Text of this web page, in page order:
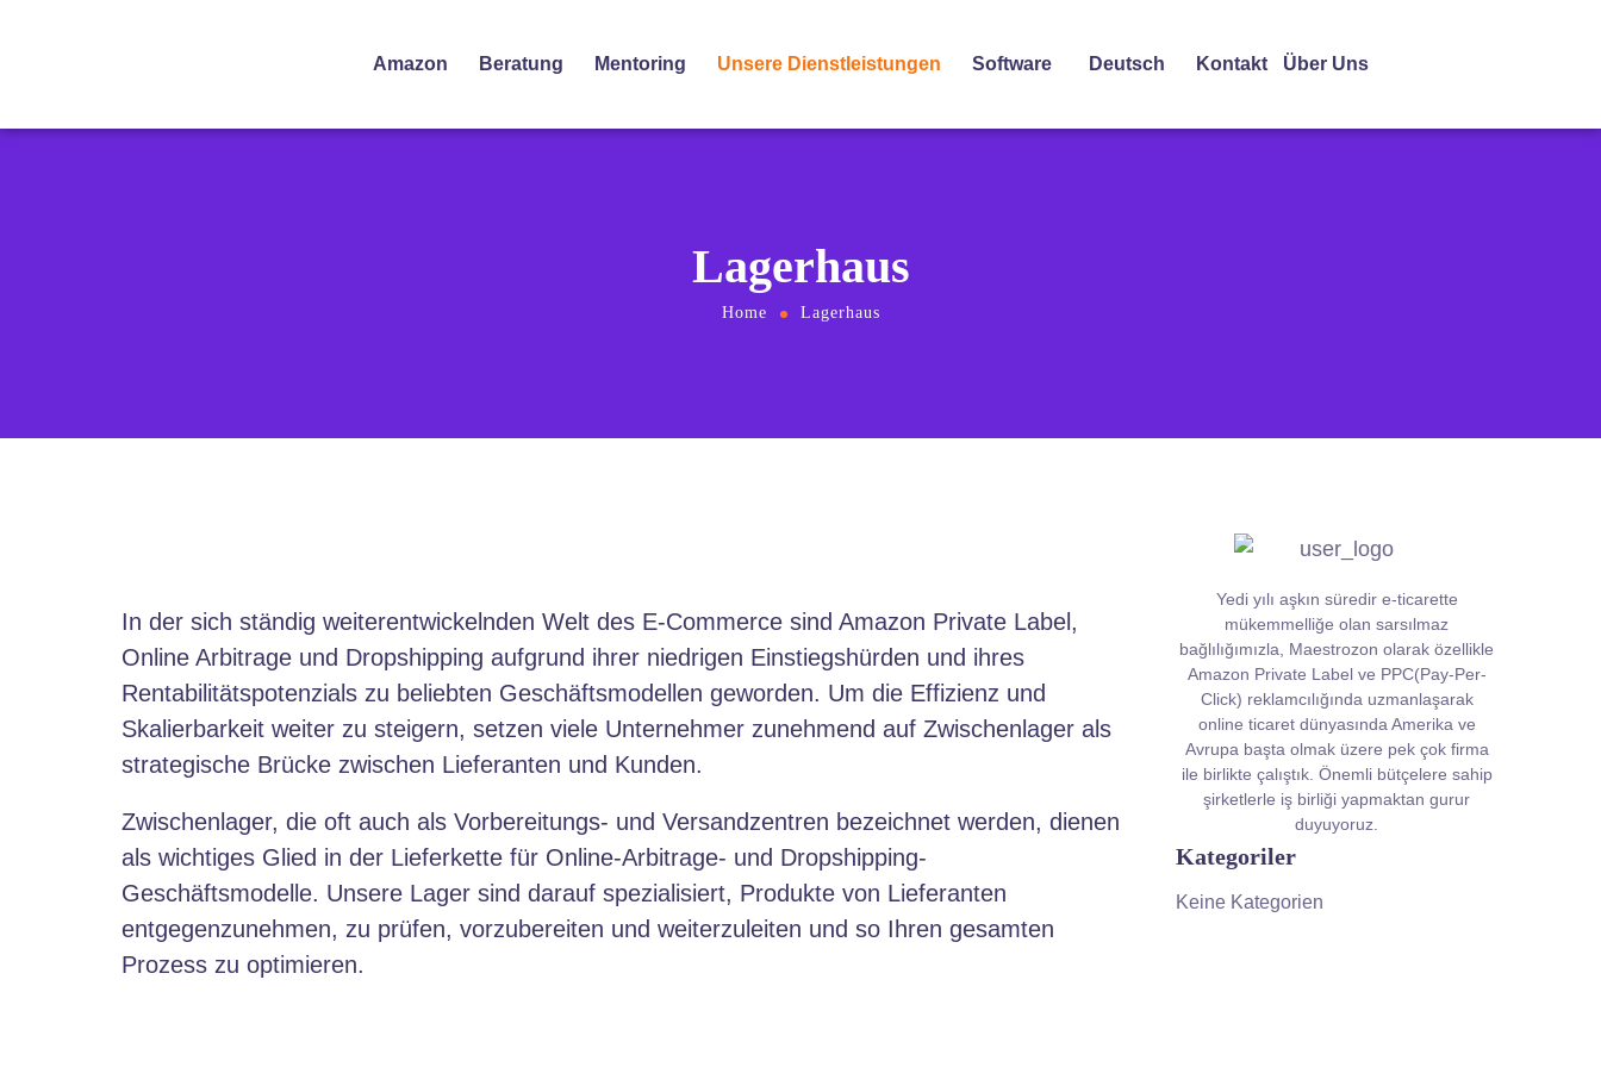
Amazon Beratung Mentoring Unsere Dienstleistungen Software Deutsch Kontakt Über Uns
Lagerhaus
Home Lagerhaus
In der sich ständig weiterentwickelnden Welt des E-Commerce sind Amazon Private Label,
Online Arbitrage und Dropshipping aufgrund ihrer niedrigen Einstiegshürden und ihres
Rentabilitätspotenzials zu beliebten Geschäftsmodellen geworden. Um die Effizienz und
Skalierbarkeit weiter zu steigern, setzen viele Unternehmer zunehmend auf Zwischenlager als
strategische Brücke zwischen Lieferanten und Kunden.
Zwischenlager, die oft auch als Vorbereitungs- und Versandzentren bezeichnet werden, dienen
als wichtiges Glied in der Lieferkette für Online-Arbitrage- und Dropshipping-
Geschäftsmodelle. Unsere Lager sind darauf spezialisiert, Produkte von Lieferanten
entgegenzunehmen, zu prüfen, vorzubereiten und weiterzuleiten und so Ihren gesamten
Prozess zu optimieren.
Yedi yılı aşkın süredir e-ticarette
mükemmelliğe olan sarsılmaz
bağlılığımızla, Maestrozon olarak özellikle
Amazon Private Label ve PPC(Pay-Per-
Click) reklamcılığında uzmanlaşarak
online ticaret dünyasında Amerika ve
Avrupa başta olmak üzere pek çok firma
ile birlikte çalıştık. Önemli bütçelere sahip
şirketlerle iş birliği yapmaktan gurur
duyuyoruz.
Kategoriler
Keine Kategorien